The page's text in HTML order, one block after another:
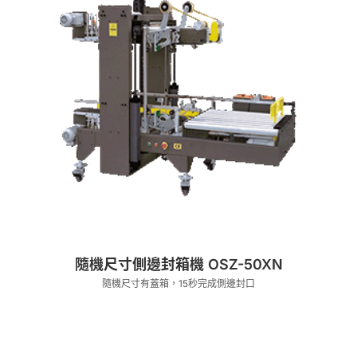
隨機尺寸側邊封箱機 OSZ-50XN
隨機尺寸有蓋箱，15秒完成側邊封口